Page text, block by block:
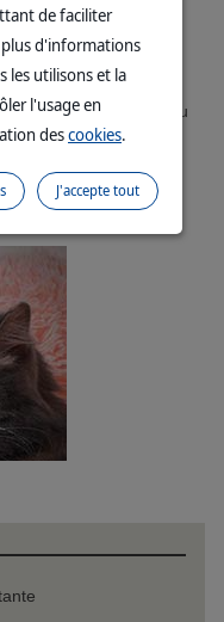
se manifeste
En raison de
vulnérables à des
d’inflammation des
de diarrhées ou
chats ayant accès à
au statut FeLV
de faciliter
d'informations
les utilisons et la
l'usage en
descookies.
J'accepte tout